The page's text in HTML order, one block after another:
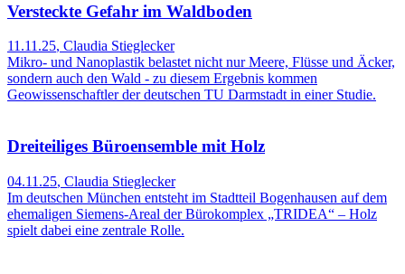
Versteckte Gefahr im Waldboden
11.11.25, Claudia Stieglecker
Mikro- und Nanoplastik belastet nicht nur Meere, Flüsse und Äcker,
sondern auch den Wald - zu diesem Ergebnis kommen
Geowissenschaftler der deutschen TU Darmstadt in einer Studie.
Dreiteiliges Büroensemble mit Holz
04.11.25, Claudia Stieglecker
Im deutschen München entsteht im Stadtteil Bogenhausen auf dem
ehemaligen Siemens-Areal der Bürokomplex „TRIDEA“ – Holz
spielt dabei eine zentrale Rolle.